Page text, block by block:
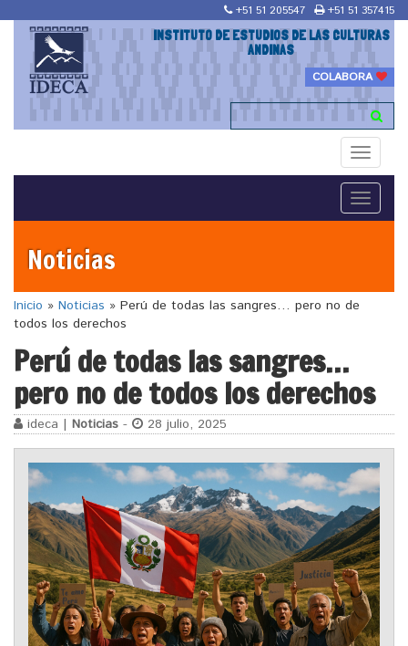
+51 51 205547 +51 51 357415
INSTITUTO DE ESTUDIOS DE LAS CULTURAS
ANDINAS
COLABORA
Toggle
Toggle
Noticias
Inicio » Noticias » Perú de todas las sangres… pero no de
todos los derechos
Perú de todas las sangres…
pero no de todos los derechos
ideca | Noticias - 28 julio, 2025